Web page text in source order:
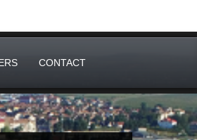
CONTACT